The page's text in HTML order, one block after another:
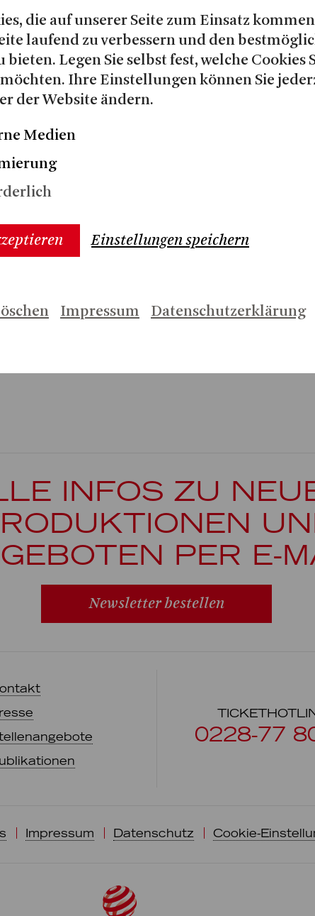
verkörperte er
Tyrone
zum Ensemble von
wie Köln, München,
wurde, wo er ebenfalls als
Seaweed J. Stubbs fungierte.
ist zudem als Leadsänger in
im »The Harbour Club in
INFOS ZU
PER E-
Newsletter bestellen
0228-77
Impressum Datenschutz Cookie-
die auf unserer Seite zum Einsatz
laufend zu verbessern und den
bieten. Legen Sie selbst fest, welche Cookies
Ihre Einstellungen können Sie
der Website ändern.
Medien
Einstellungen speichern
Impressum Datenschutzerklärung